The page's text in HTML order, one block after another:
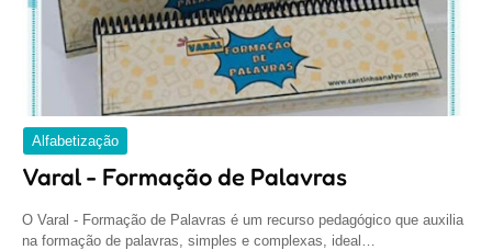
Alfabetização
Varal - Formação de Palavras
O Varal - Formação de Palavras é um recurso pedagógico que auxilia
na formação de palavras, simples e complexas, ideal…